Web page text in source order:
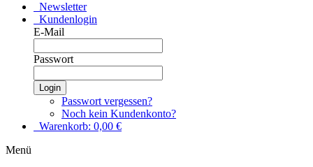
Newsletter
Kundenlogin
E-Mail
Passwort
Login
Passwort vergessen?
Noch kein Kundenkonto?
Warenkorb: 0,00 €
Menü